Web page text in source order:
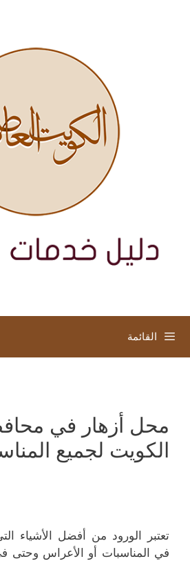
القائمة
محل أزهار في
الكويت لجميع
تعتبر الورود من أفضل الأشياء
في المناسبات أو الأعراس وحتى